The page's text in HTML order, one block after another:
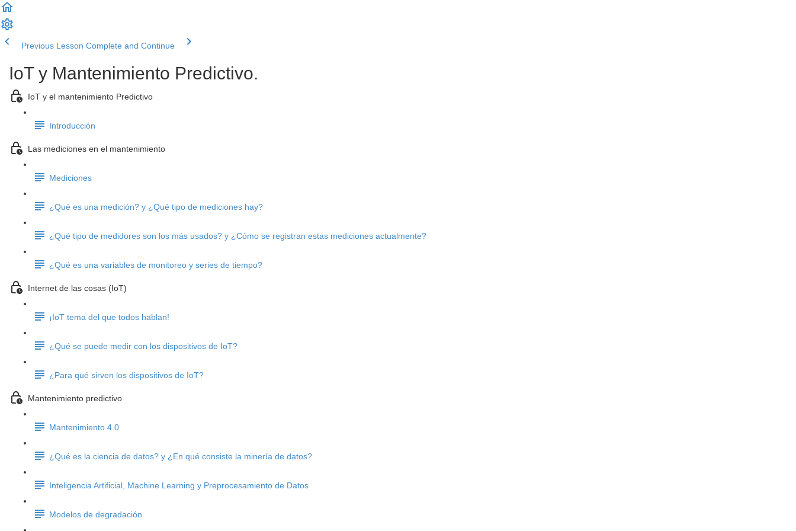
Previous Lesson Complete and Continue
IoT y Mantenimiento Predictivo.
IoT y el mantenimiento Predictivo
Introducción
Las mediciones en el mantenimiento
Mediciones
¿Qué es una medición? y ¿Qué tipo de mediciones hay?
¿Qué tipo de medidores son los más usados? y ¿Cómo se registran estas mediciones actualmente?
¿Qué es una variables de monitoreo y series de tiempo?
Internet de las cosas (IoT)
¡IoT tema del que todos hablan!
¿Qué se puede medir con los dispositivos de IoT?
¿Para qué sirven los dispositivos de IoT?
Mantenimiento predictivo
Mantenimiento 4.0
¿Qué es la ciencia de datos? y ¿En qué consiste la minería de datos?
Inteligencia Artificial, Machine Learning y Preprocesamiento de Datos
Modelos de degradación